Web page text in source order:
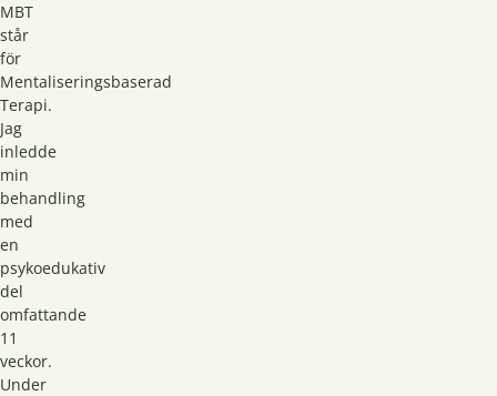
MBT
står
för
Mentaliseringsbaserad
Terapi.
Jag
inledde
min
behandling
med
en
psykoedukativ
del
omfattande
11
veckor.
Under